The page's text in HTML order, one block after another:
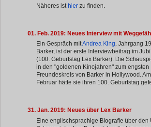
Näheres ist hier zu finden.
01. Feb. 2019: Neues Interview mit
Ein Gespräch mitAndrea King , Jahrgang
Barker, ist der erste Interviewbeitrag im
(100. Geburtstag Lex Barker). Die
in den "goldenen Kinojahren" zum engsten
Freundeskreis von Barker in Hollywood. Am
Februar hätte sie ihren 100. Geburtstag
31. Jan. 2019: Neues über Lex Barker
Eine englischsprachige Biografie über den